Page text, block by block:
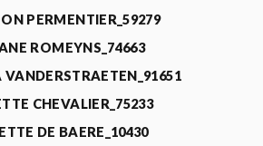
PERMENTIER_59279
ROMEYNS_74663
CHEVALIER_75233
DE BAERE_10430